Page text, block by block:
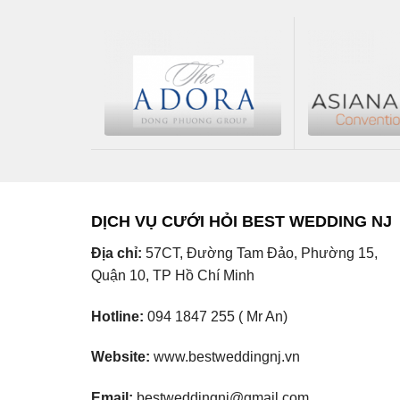
DỊCH VỤ CƯỚI HỎI BEST WEDDING NJ
Địa chỉ: 57CT, Đường Tam Đảo, Phường 15,
Quận 10, TP Hồ Chí Minh
Hotline: 094 1847 255 ( Mr An)
Website: www.bestweddingnj.vn